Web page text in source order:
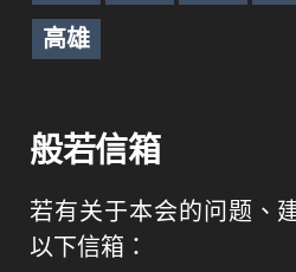
高雄
般若信箱
若有关于本会的问题、
以下信箱：